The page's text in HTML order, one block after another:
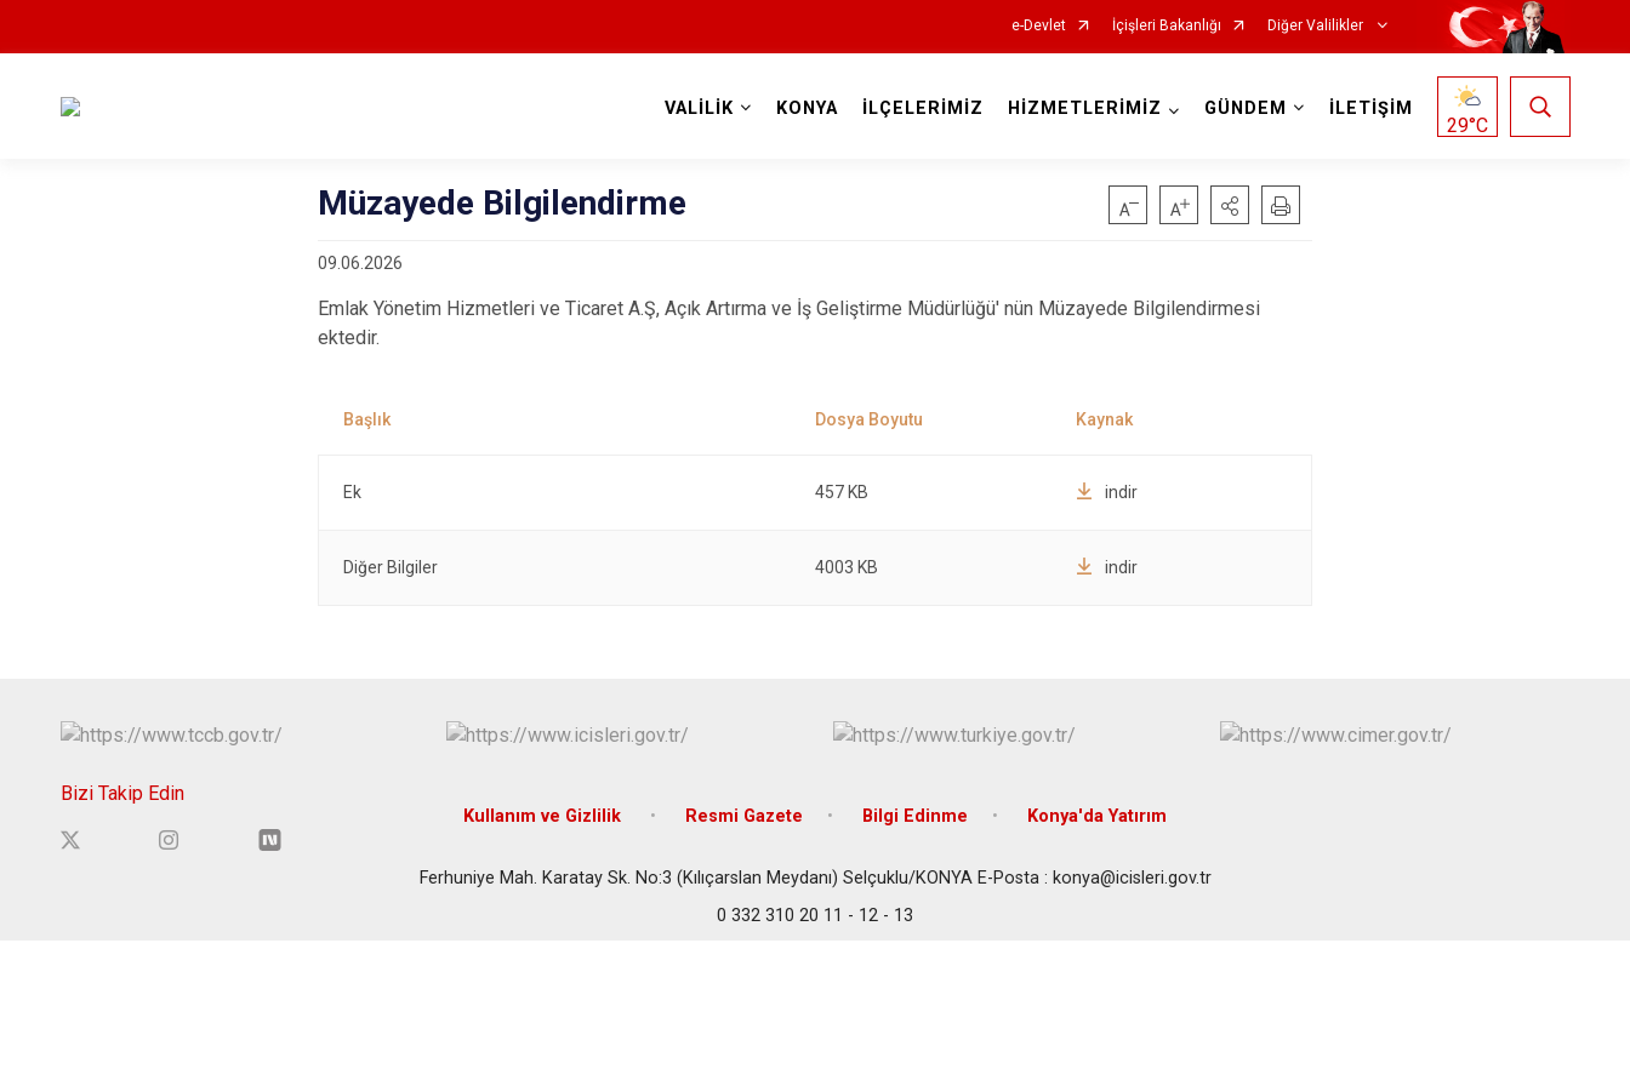
e-Devlet İçişleri Bakanlığı Diğer Valilikler
VALİLİK KONYA İLÇELERİMİZ HİZMETLERİMİZ GÜNDEM İLETİŞİM
29°C
Müzayede Bilgilendirme
09.06.2026
Emlak Yönetim Hizmetleri ve Ticaret A.Ş, Açık Artırma ve İş Geliştirme Müdürlüğü' nün Müzayede Bilgilendirmesi
ektedir.
Ek 457 KB indir
Diğer Bilgiler 4003 KB indir
Bizi Takip Edin
Kullanım ve Gizlilik Resmi Gazete Bilgi Edinme Konya'da Yatırım
Ferhuniye Mah. Karatay Sk. No:3 (Kılıçarslan Meydanı) Selçuklu/KONYA E-Posta : konya@icisleri.gov.tr
0 332 310 20 11 - 12 - 13